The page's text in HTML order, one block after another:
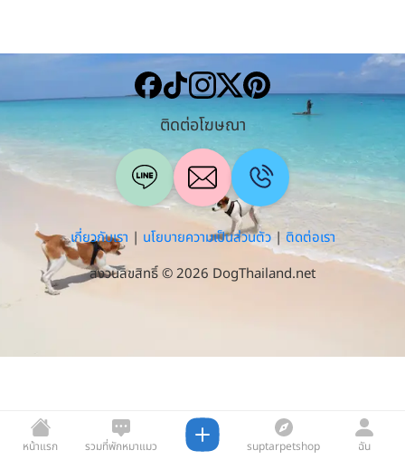
หน้าแรก
รวมที่พักหมาแมว
suptarpetshop ฉัน
ติดต่อโฆษณา
เกี่ยวกับเรา | นโยบายความเป็นส่วนตัว| ติดต่อเรา
สงวนลิขสิทธิ์ © 2026 DogThailand.net